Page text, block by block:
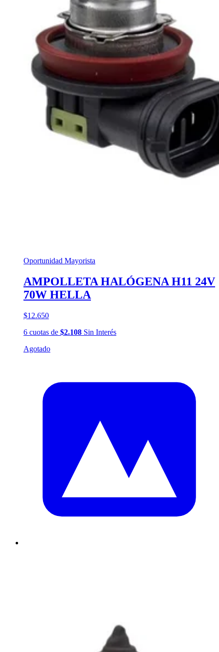
Oportunidad Mayorista
AMPOLLETA HALÓGENA H11 24V
70W HELLA
$12.650
6 cuotas de $2.108 Sin Interés
Agotado